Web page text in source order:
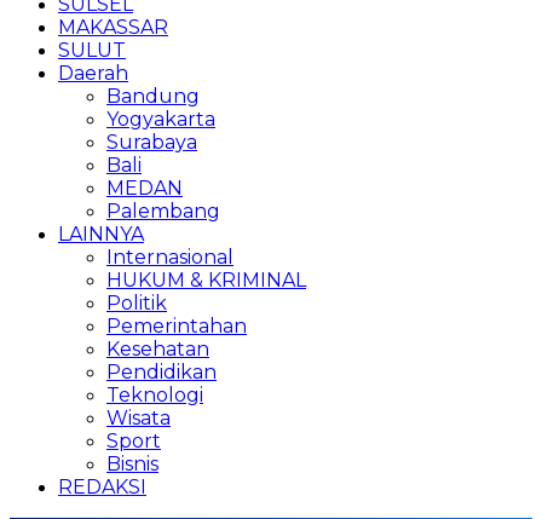
MAKASSAR
SULUT
Daerah
Bandung
Yogyakarta
Surabaya
Bali
MEDAN
Palembang
LAINNYA
Internasional
HUKUM & KRIMINAL
Politik
Pemerintahan
Kesehatan
Pendidikan
Teknologi
Wisata
Sport
Bisnis
REDAKSI